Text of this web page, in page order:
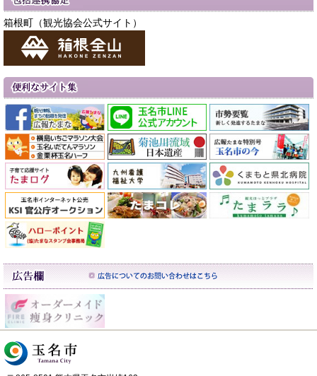
箱根町（観光協会公式サイト）